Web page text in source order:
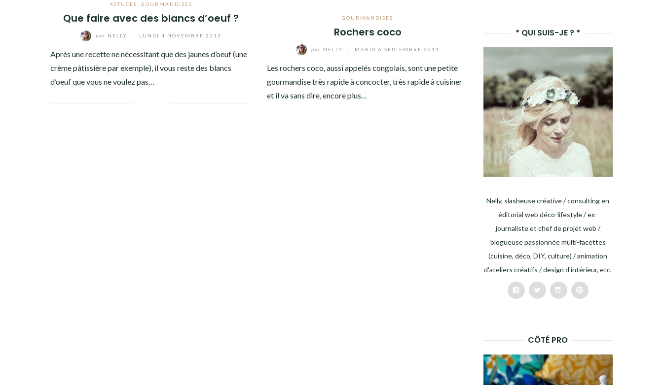
ASTUCES ,GOURMANDISES
Que faire avec des blancs d’oeuf ?
par NELLY LUNDI 4 NOVEMBRE 2013
Après une recette ne nécessitant que des jaunes d’oeuf (une
crème pâtissière par exemple), il vous reste des blancs
d’oeuf que vous ne voulez pas…
GOURMANDISES
Rochers coco
par NELLY MARDI 6 SEPTEMBRE 2011
Les rochers coco, aussi appelés congolais, sont une petite
gourmandise très rapide à concocter, très rapide à cuisiner
et il va sans dire, encore plus…
* QUI SUIS-JE ? *
Nelly, slasheuse créative / consulting en
éditorial web déco-lifestyle / ex-
journaliste et chef de projet web /
blogueuse passionnée multi-facettes
(cuisine, déco, DIY, culture) / animation
d'ateliers créatifs / design d'intérieur, etc.
FacebookTwitter InstagramPinterest
CÔTÉ PRO